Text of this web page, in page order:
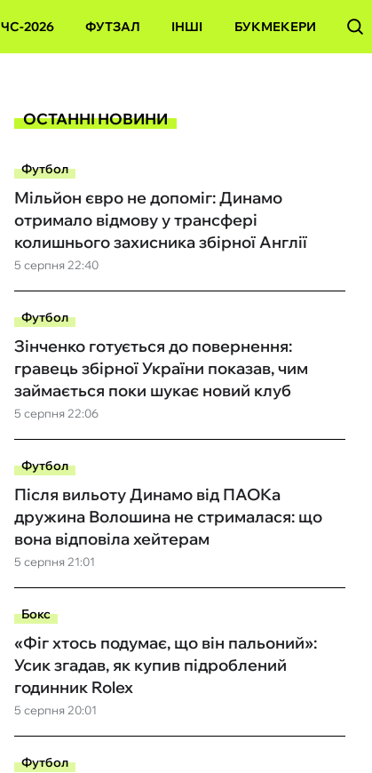
ЧС-2026 ФУТЗАЛ ІНШІ БУКМЕКЕРИ
ОСТАННІ НОВИНИ
Футбол
5 серпня 22:40
Мільйон євро не допоміг: Динамо
отримало відмову у трансфері
колишнього захисника збірної Англії
Футбол
5 серпня 22:06
Зінченко готується до повернення:
гравець збірної України показав, чим
займається поки шукає новий клуб
Футбол
5 серпня 21:01
Після вильоту Динамо від ПАОКа
дружина Волошина не стрималася: що
вона відповіла хейтерам
Бокс
5 серпня 20:01
«Фіг хтось подумає, що він пальоний»:
Усик згадав, як купив підроблений
годинник Rolex
Футбол